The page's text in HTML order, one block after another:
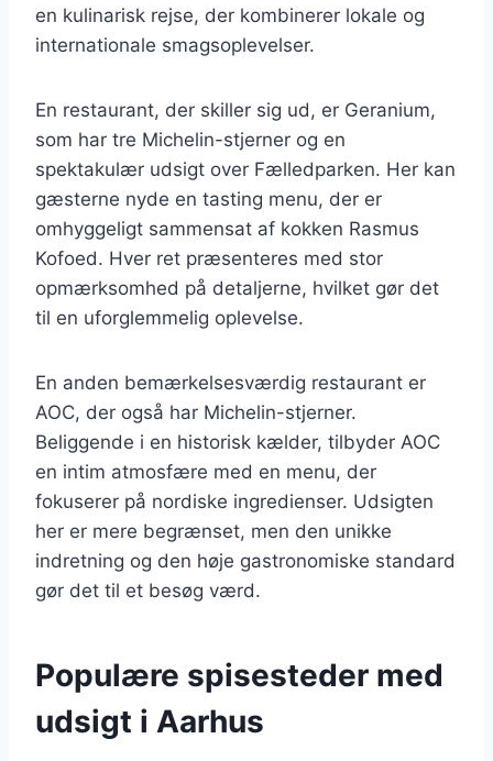
en kulinarisk rejse, der kombinerer lokale og
internationale smagsoplevelser.
En restaurant, der skiller sig ud, er Geranium,
som har tre Michelin-stjerner og en
spektakulær udsigt over Fælledparken. Her kan
gæsterne nyde en tasting menu, der er
omhyggeligt sammensat af kokken Rasmus
Kofoed. Hver ret præsenteres med stor
opmærksomhed på detaljerne, hvilket gør det
til en uforglemmelig oplevelse.
En anden bemærkelsesværdig restaurant er
AOC, der også har Michelin-stjerner.
Beliggende i en historisk kælder, tilbyder AOC
en intim atmosfære med en menu, der
fokuserer på nordiske ingredienser. Udsigten
her er mere begrænset, men den unikke
indretning og den høje gastronomiske standard
gør det til et besøg værd.
Populære spisesteder med
udsigt i Aarhus